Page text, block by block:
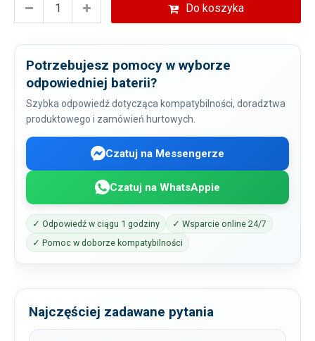
Do koszyka
Potrzebujesz pomocy w wyborze
odpowiedniej baterii?
Szybka odpowiedź dotycząca kompatybilności, doradztwa
produktowego i zamówień hurtowych.
Czatuj na Messengerze
Czatuj na WhatsAppie
✓ Odpowiedź w ciągu 1 godziny
✓ Wsparcie online 24/7
✓ Pomoc w doborze kompatybilności
Najczęściej zadawane pytania